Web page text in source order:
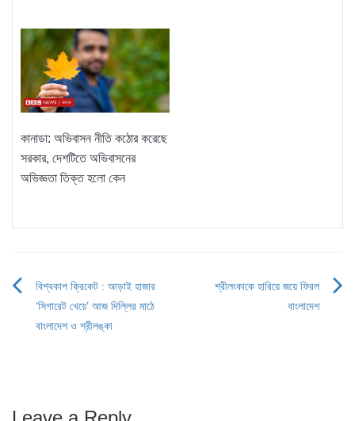
কানাডা: অভিবাসন নীতি কঠোর করেছে
সরকার, দেশটিতে অভিবাসনের
অভিজ্ঞতা তিক্ত হলো কেন
Post
navigation
বিশ্বকাপ ক্রিকেট : আড়াই হাজার
‘সিগারেট খেয়ে’ আজ দিল্লির মাঠে
বাংলাদেশ ও শ্রীলঙ্কা
শ্রীলংকাকে হারিয়ে জয়ে ফিরল
বাংলাদেশ